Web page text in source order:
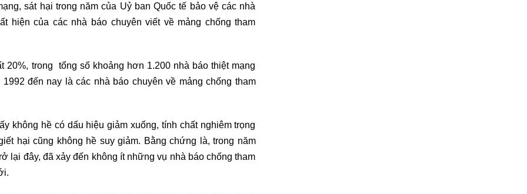
sát hại trong năm của Uỷ ban Quốc tế bảo vệ các nhà
hiện của các nhà báo chuyên viết về mảng chống tham
trong tổng số khoảng hơn 1.200 nhà báo thiệt mạng
đến nay là các nhà báo chuyên về mảng chống tham
không hề có dấu hiệu giảm xuống, tính chất nghiêm trọng
hại cũng không hề suy giảm. Bằng chứng là, trong năm
lại đây, đã xảy đến không ít những vụ nhà báo chống tham